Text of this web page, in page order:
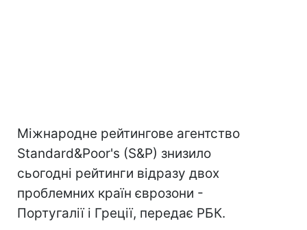
Міжнародне рейтингове агентство
Standard&Poor's (S&P) знизило
сьогодні рейтинги відразу двох
проблемних країн єврозони -
Португалії і Греції, передає РБК.